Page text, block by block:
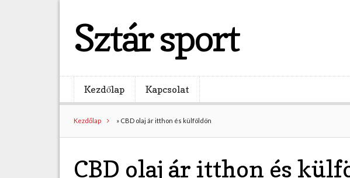
Sztár sport
Kezdőlap Kapcsolat
Kezdőlap » CBD olaj ár itthon és külföldön
CBD olaj ár itthon és